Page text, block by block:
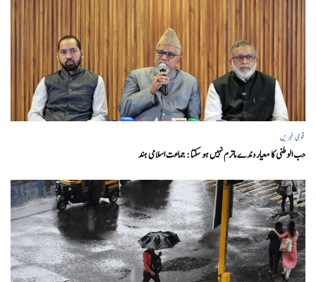
قومی خبریں
حب الوطنی کا معیار وندے ماترم نہیں ہو سکتا : جماعت اسلامی ہند